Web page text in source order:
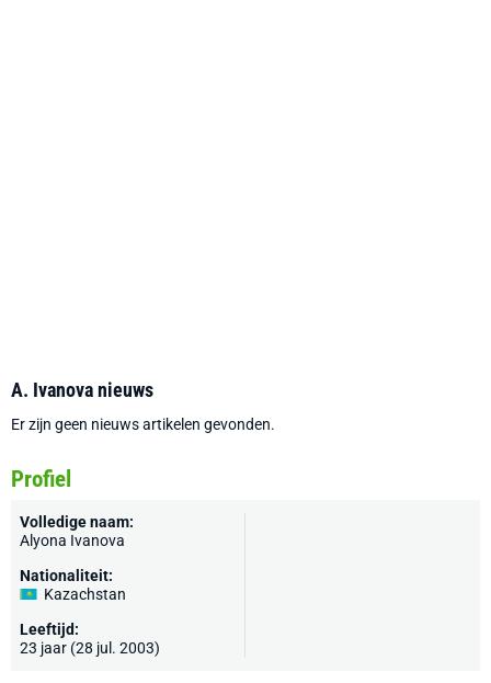
A. Ivanova nieuws
Er zijn geen nieuws artikelen gevonden.
Profiel
Volledige naam:
Alyona Ivanova
Nationaliteit:
Kazachstan
Leeftijd:
23 jaar (28 jul. 2003)